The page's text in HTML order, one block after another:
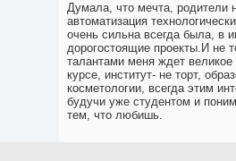
Думала, что мечта, родители
автоматизация
очень сильна всегда была, в
дорогостоящие проекты.И не
талантами меня ждет
курсе, институт- не торт,
косметологии, всегда этим
будучи уже студентом и
тем, что любишь.